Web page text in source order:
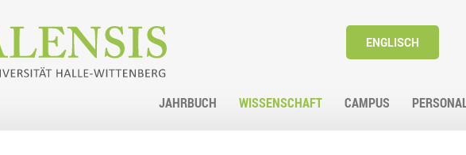
ENGLISCH
JAHRBUCH WISSENSCHAFT CAMPUS